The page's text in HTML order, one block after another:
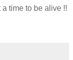
time to be alive !!